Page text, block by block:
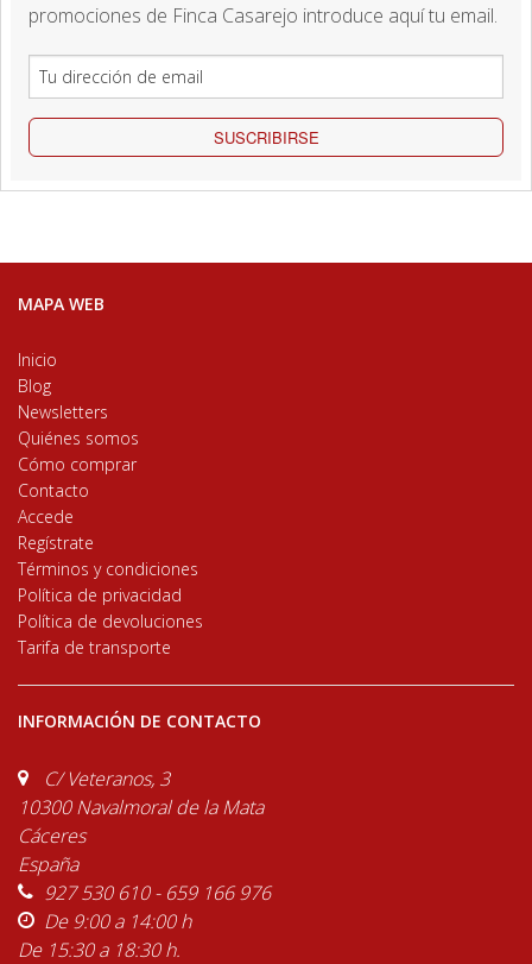
promociones de Finca Casarejo introduce aquí tu email.
SUSCRIBIRSE
MAPA WEB
Inicio
Blog
Newsletters
Quiénes somos
Cómo comprar
Contacto
Accede
Regístrate
Términos y condiciones
Política de privacidad
Política de devoluciones
Tarifa de transporte
INFORMACIÓN DE CONTACTO
C/ Veteranos, 3
10300 Navalmoral de la Mata
Cáceres
España
927 530 610 - 659 166 976
De 9:00 a 14:00 h
De 15:30 a 18:30 h.